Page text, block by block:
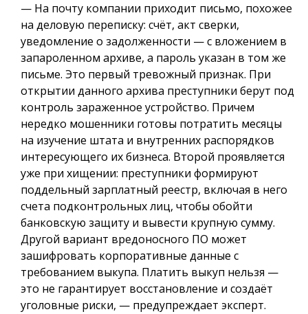
— На почту компании приходит письмо, похожее
на деловую переписку: счёт, акт сверки,
уведомление о задолженности — с вложением в
запароленном архиве, а пароль указан в том же
письме. Это первый тревожный признак. При
открытии данного архива преступники берут под
контроль зараженное устройство. Причем
нередко мошенники готовы потратить месяцы
на изучение штата и внутренних распорядков
интересующего их бизнеса. Второй проявляется
уже при хищении: преступники формируют
поддельный зарплатный реестр, включая в него
счета подконтрольных лиц, чтобы обойти
банковскую защиту и вывести крупную сумму.
Другой вариант вредоносного ПО может
зашифровать корпоративные данные с
требованием выкупа. Платить выкуп нельзя —
это не гарантирует восстановление и создаёт
уголовные риски, — предупреждает эксперт.